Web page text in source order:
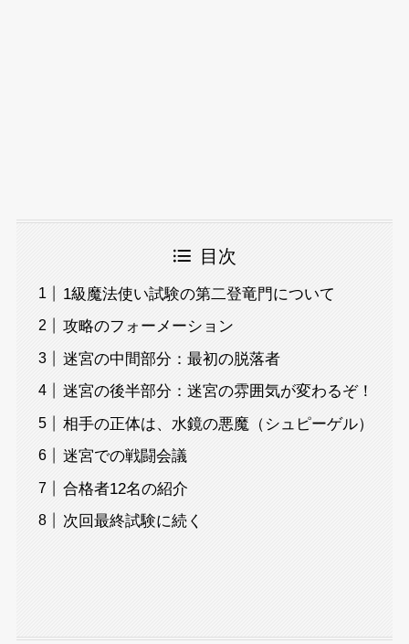
目次
1級魔法使い試験の第二登竜門について
攻略のフォーメーション
迷宮の中間部分：最初の脱落者
迷宮の後半部分：迷宮の雰囲気が変わるぞ！
相手の正体は、水鏡の悪魔（シュピーゲル）
迷宮での戦闘会議
合格者12名の紹介
次回最終試験に続く